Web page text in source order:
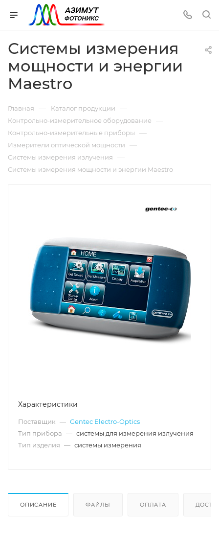
Системы измерения
мощности и энергии
Maestro
Главная — Каталог продукции —
Контрольно-измерительное оборудование —
Контрольно-измерительные приборы —
Измерители оптической мощности —
Системы измерения излучения —
Системы измерения мощности и энергии Maestro
Характеристики
Поставщик — Gentec Electro-Optics
Тип прибора — системы для измерения излучения
Тип изделия — системы измерения
ОПИСАНИЕ ФАЙЛЫ ОПЛАТА